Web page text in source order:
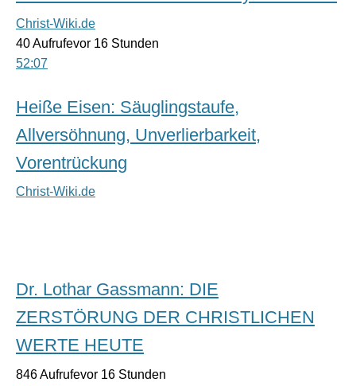
Christ-Wiki.de
40 Aufrufevor 16 Stunden
52:07
Heiße Eisen: Säuglingstaufe,
Allversöhnung, Unverlierbarkeit,
Vorentrückung
Christ-Wiki.de
Dr. Lothar Gassmann: DIE
ZERSTÖRUNG DER CHRISTLICHEN
WERTE HEUTE
846 Aufrufevor 16 Stunden